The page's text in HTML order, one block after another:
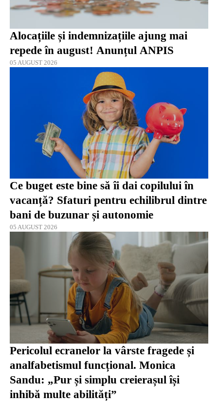
Alocațiile și indemnizațiile ajung mai
repede în august! Anunțul ANPIS
05 AUGUST 2026
Ce buget este bine să îi dai copilului în
vacanță? Sfaturi pentru echilibrul dintre
bani de buzunar și autonomie
05 AUGUST 2026
Pericolul ecranelor la vârste fragede și
analfabetismul funcțional. Monica
Sandu: „Pur și simplu creierașul își
inhibă multe abilități”